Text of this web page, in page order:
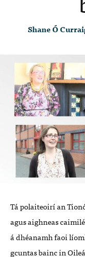
Shane Ó
Tá polaiteoirí an
agus aighneas
á dhéanamh faoi
gcuntas bainc in